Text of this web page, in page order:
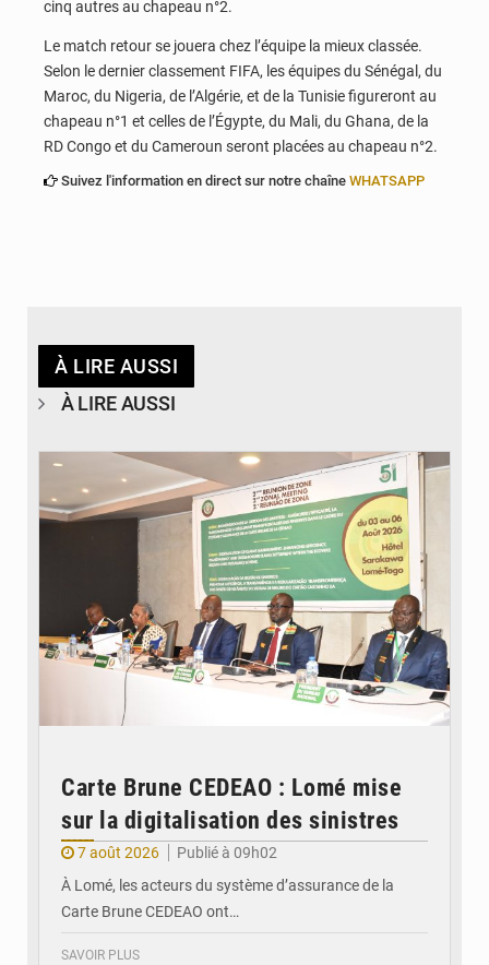
cinq autres au chapeau n°2.
Le match retour se jouera chez l’équipe la mieux classée.
Selon le dernier classement FIFA, les équipes du Sénégal, du
Maroc, du Nigeria, de l’Algérie, et de la Tunisie figureront au
chapeau n°1 et celles de l’Égypte, du Mali, du Ghana, de la
RD Congo et du Cameroun seront placées au chapeau n°2.
Suivez l'information en direct sur notre chaîne WHATSAPP
À LIRE AUSSI
À LIRE AUSSI
Carte Brune CEDEAO : Lomé mise
sur la digitalisation des sinistres
7 août 2026
Publié à 09h02
À Lomé, les acteurs du système d’assurance de la
Carte Brune CEDEAO ont…
SAVOIR PLUS